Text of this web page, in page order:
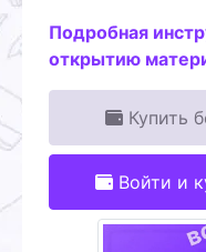
Подробная
открытию
Купить
Войти и